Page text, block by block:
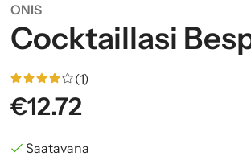
ONIS
Cocktaillasi
(1)
€12.72
Saatavana